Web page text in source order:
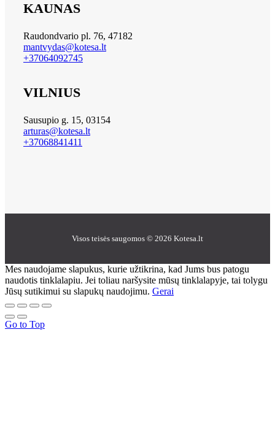
KAUNAS
Raudondvario pl. 76, 47182
mantvydas@kotesa.lt
+37064092745
VILNIUS
Sausupio g. 15, 03154
arturas@kotesa.lt
+37068841411
Visos teisės saugomos © 2026 Kotesa.lt
Mes naudojame slapukus, kurie užtikrina, kad Jums bus patogu
naudotis tinklalapiu. Jei toliau naršysite mūsų tinklalapyje, tai tolygu
Jūsų sutikimui su slapukų naudojimu. Gerai
Go to Top